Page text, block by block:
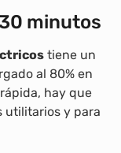
minutos
tiene un
al 80% en
hay que
utilitarios y para